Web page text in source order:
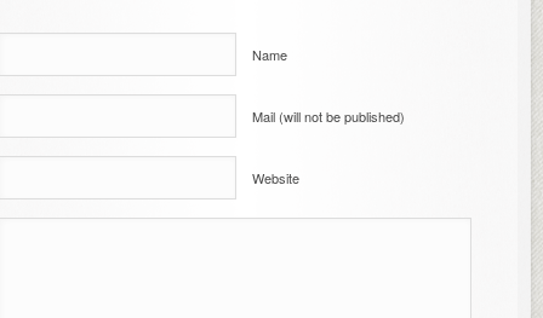
Name
Mail (will not be published)
Website